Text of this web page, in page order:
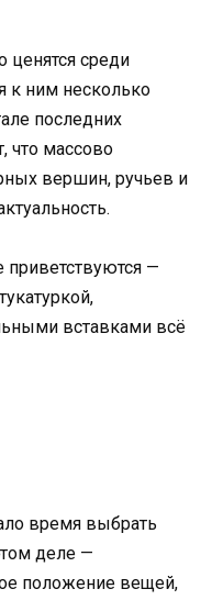
среди
к ним несколько
последних
что массово
вершин, ручьев и
приветствуются —
вставками всё
время выбрать
деле —
положение вещей,